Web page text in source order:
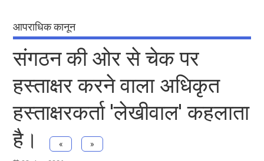
आपराधिक कानून
संगठन की ओर से चेक पर
हस्ताक्षर करने वाला अधिकृत
हस्ताक्षरकर्ता 'लेखीवाल' कहलाता
है।
« »